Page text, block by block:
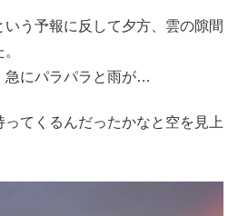
う予報に反して夕方、雲の隙間
急にパラパラと雨が…
てくるんだったかなと空を見上